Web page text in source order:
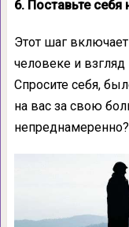
6. Поставьте
Этот шаг
человеке и взгляд
Спросите себя,
на вас за свою
непреднамеренно?